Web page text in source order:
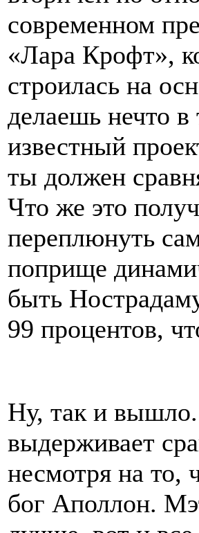
современном
«Лара Крофт»,
строилась на
делаешь нечто
известный
ты должен
Что же это
переплюнуть
поприще
быть
99 процентов,
Ну, так и
выдерживает
несмотря на то,
бог Аполлон.